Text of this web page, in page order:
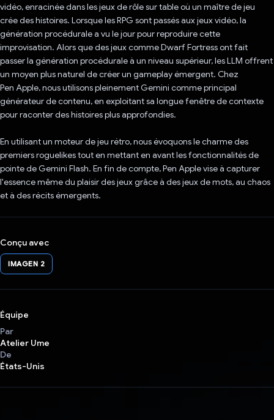
vidéo, enracinée dans les jeux de rôle sur table où un maître de jeu
crée des histoires. Lorsque les RPG sont passés aux jeux vidéo, la
génération procédurale a vu le jour pour reproduire cette
improvisation. Alors que des jeux comme Dwarf Fortress ont fait
passer la génération procédurale à un niveau supérieur, les LLM offrent
un moyen plus naturel de créer un gameplay émergent. Chez
Pen Apple, nous utilisons pleinement Gemini comme principal
générateur de contenu, en exploitant sa longue fenêtre de contexte
pour raconter des histoires plus approfondies.
En utilisant un moteur de jeu rétro, nous évoquons le charme des
premiers roguelikes tout en mettant en avant les fonctionnalités de
pointe de Gemini Flash. En fin de compte, Pen Apple vise à capturer
l'essence même du plaisir des jeux grâce à des jeux de mots, au chaos
et à des récits émergents.
Conçu avec
IMAGEN 2
Équipe
Par
Atelier Ume
De
États-Unis